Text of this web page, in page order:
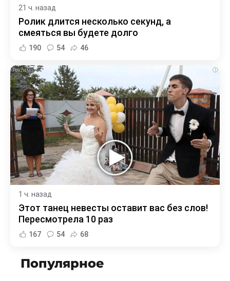
21 ч. назад
Ролик длится несколько секунд, а
смеяться вы будете долго
190 54 46
i
1 ч. назад
Этот танец невесты оставит вас без слов!
Пересмотрела 10 раз
167 54 68
Популярное